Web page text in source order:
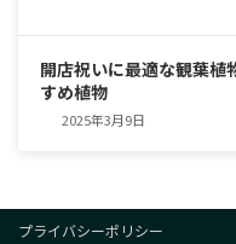
開店祝いに最適な観葉植
すめ植物
2025年3月9日
プライバシーポリシー